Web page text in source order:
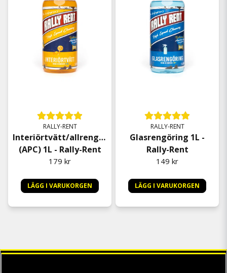
RALLY-RENT
Interiörtvätt/allrengöring
(APC) 1L - Rally-Rent
179 kr
LÄGG I VARUKORGEN
RALLY-RENT
Glasrengöring 1L -
Rally-Rent
149 kr
LÄGG I VARUKORGEN